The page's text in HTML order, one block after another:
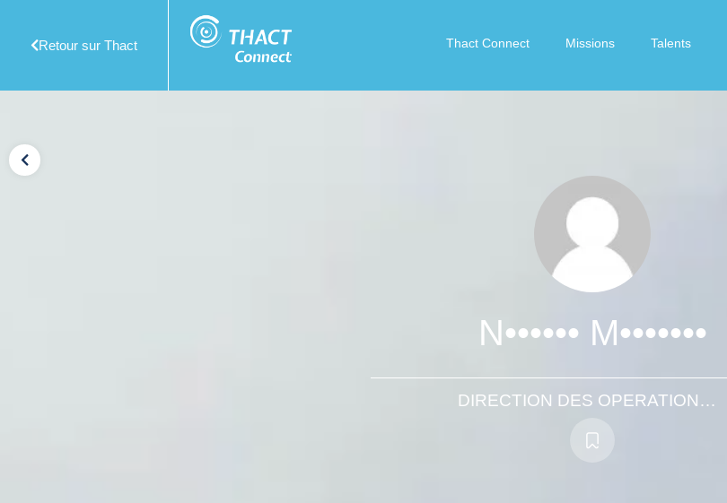
Retour sur Thact Thact Connect Missions Talents
N•••••• M•••••••
DIRECTION DES OPERATIONS / DIRECTION D'USINE